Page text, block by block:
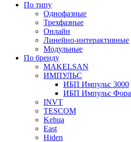
По типу
Однофазные
Трехфазные
Онлайн
Линейно-интерактивные
Модульные
По бренду
MAKELSAN
ИМПУЛЬС
ИБП Импульс 3000
ИБП Импульс Фора
INVT
TESCOM
Kehua
East
Hiden